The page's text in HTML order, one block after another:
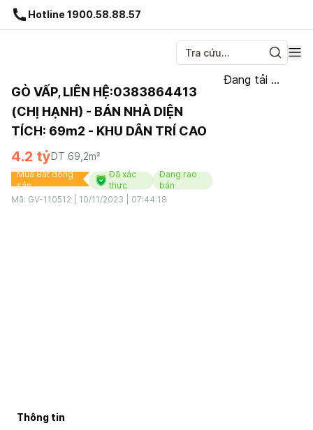
Gnhà production - v1.0.0
Hotline 1900.58.88.57
GÒ VẤP, LIÊN HỆ:0383864413
(CHỊ HẠNH) - BÁN NHÀ DIỆN
TÍCH: 69m2 - KHU DÂN TRÍ CAO
4.2 tỷDT 69,2m²
Mua Bất động
sản
Đã xác
thực
Đang rao
bán
Mã: GV-110512 10/11/2023 | 07:44:18
Thông tin
Đang tải ...